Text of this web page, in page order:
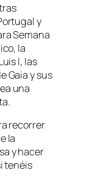
y
Semana
la
I, las
Gaia y sus
una
recorrer
la
y hacer
tenéis